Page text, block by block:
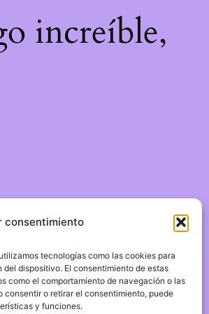
consentimiento
tecnologías como las cookies para
dispositivo. El consentimiento de estas
como el comportamiento de navegación o las
o retirar el consentimiento, puede
y funciones.
increíble,